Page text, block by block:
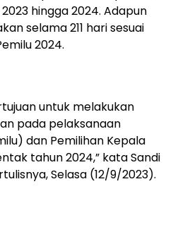
hingga 2024. Adapun
selama 211 hari sesuai
2024.
untuk melakukan
pada pelaksanaan
dan Pemilihan Kepala
tahun 2024,” kata Sandi
Selasa (12/9/2023).